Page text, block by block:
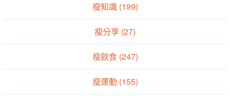
瘦知識 (199)
瘦分享 (27)
瘦飲食 (247)
瘦運動 (155)